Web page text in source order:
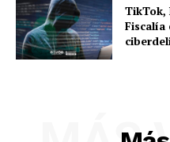
TikTok,
Fiscalía